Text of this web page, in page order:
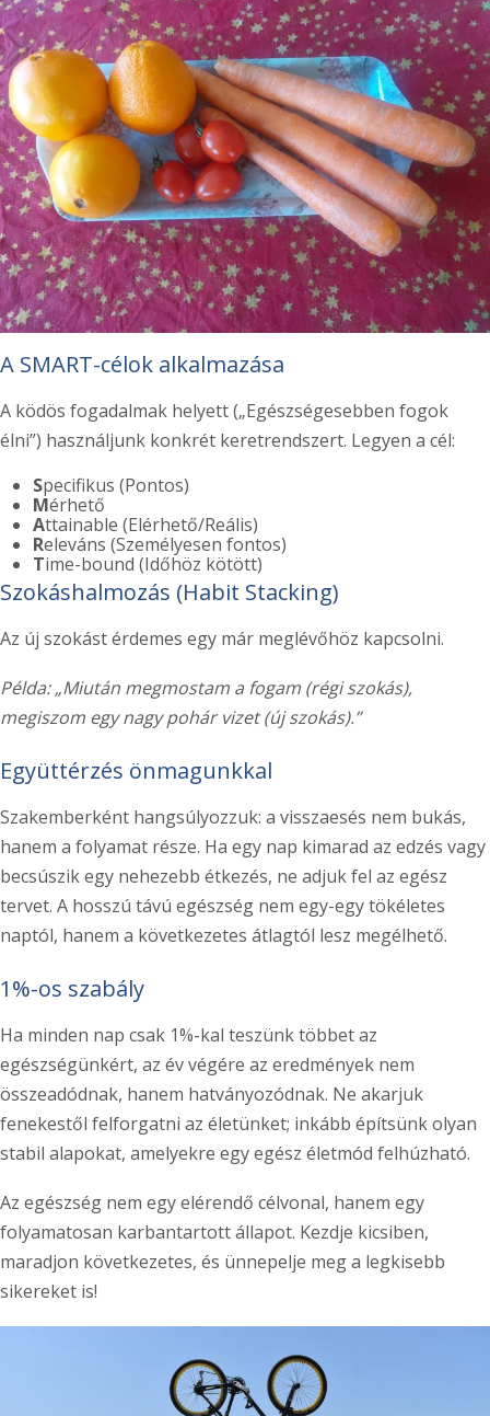
A SMART-célok alkalmazása
A ködös fogadalmak helyett („Egészségesebben fogok
élni”) használjunk konkrét keretrendszert. Legyen a cél:
Specifikus (Pontos)
Mérhető
Attainable (Elérhető/Reális)
Releváns (Személyesen fontos)
Time-bound (Időhöz kötött)
Szokáshalmozás (Habit Stacking)
Az új szokást érdemes egy már meglévőhöz kapcsolni.
Példa: „Miután megmostam a fogam (régi szokás),
megiszom egy nagy pohár vizet (új szokás).”
Együttérzés önmagunkkal
Szakemberként hangsúlyozzuk: a visszaesés nem bukás,
hanem a folyamat része. Ha egy nap kimarad az edzés vagy
becsúszik egy nehezebb étkezés, ne adjuk fel az egész
tervet. A hosszú távú egészség nem egy-egy tökéletes
naptól, hanem a következetes átlagtól lesz megélhető.
1%-os szabály
Ha minden nap csak 1%-kal teszünk többet az
egészségünkért, az év végére az eredmények nem
összeadódnak, hanem hatványozódnak. Ne akarjuk
fenekestől felforgatni az életünket; inkább építsünk olyan
stabil alapokat, amelyekre egy egész életmód felhúzható.
Az egészség nem egy elérendő célvonal, hanem egy
folyamatosan karbantartott állapot. Kezdje kicsiben,
maradjon következetes, és ünnepelje meg a legkisebb
sikereket is!